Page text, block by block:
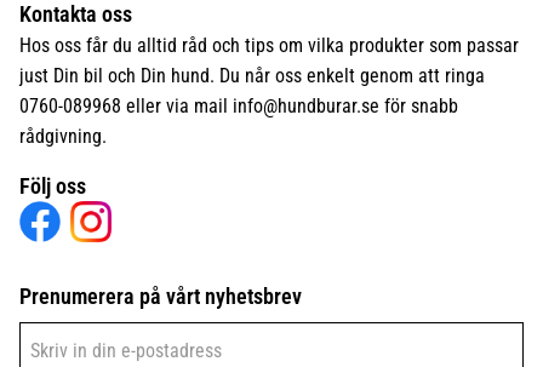
Kontakta oss
Hos oss får du alltid råd och tips om vilka produkter som passar
just Din bil och Din hund. Du når oss enkelt genom att ringa
0760-089968 eller via mail info@hundburar.se för snabb
rådgivning.
Följ oss
Prenumerera på vårt nyhetsbrev